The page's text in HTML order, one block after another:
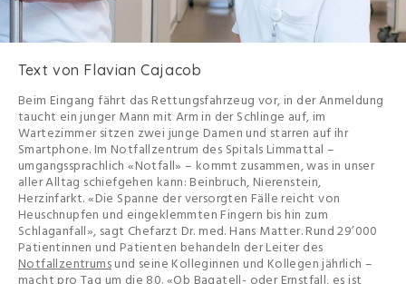
Text von Flavian Cajacob
Beim Eingang fährt das Rettungsfahrzeug vor, in der Anmeldung
taucht ein junger Mann mit Arm in der Schlinge auf, im
Wartezimmer sitzen zwei junge Damen und starren auf ihr
Smartphone. Im Notfallzentrum des Spitals Limmattal –
umgangssprachlich «Notfall» – kommt zusammen, was in unser
aller Alltag schiefgehen kann: Beinbruch, Nierenstein,
Herzinfarkt. «Die Spanne der versorgten Fälle reicht von
Heuschnupfen und eingeklemmten Fingern bis hin zum
Schlaganfall», sagt Chefarzt Dr. med. Hans Matter. Rund 29’000
Patientinnen und Patienten behandeln der Leiter des
Notfallzentrumsund seine Kolleginnen und Kollegen jährlich –
macht pro Tag um die 80. «Ob Bagatell- oder Ernstfall, es ist